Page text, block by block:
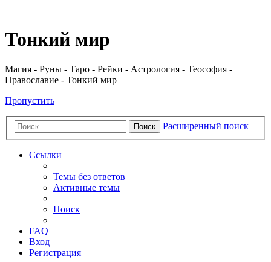
Тонкий мир
Магия - Руны - Таро - Рейки - Астрология - Теософия -
Православие - Тонкий мир
Пропустить
Поиск Расширенный поиск
Ссылки
Темы без ответов
Активные темы
Поиск
FAQ
Вход
Регистрация